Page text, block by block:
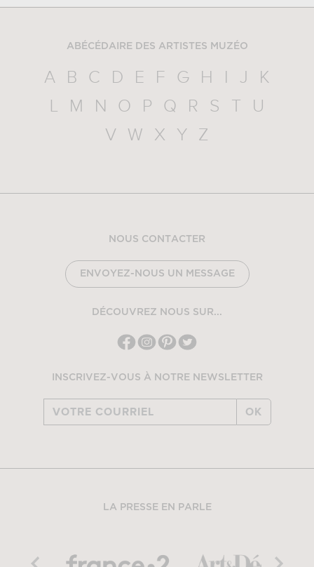
ABÉCÉDAIRE DES ARTISTES MUZÉO
A B C D E F G H I J
K
L
M N O P Q R S T
U
V
W X Y Z
NOUS CONTACTER
ENVOYEZ-NOUS UN MESSAGE
DÉCOUVREZ NOUS SUR...
INSCRIVEZ-VOUS À NOTRE NEWSLETTER
OK
LA PRESSE EN PARLE